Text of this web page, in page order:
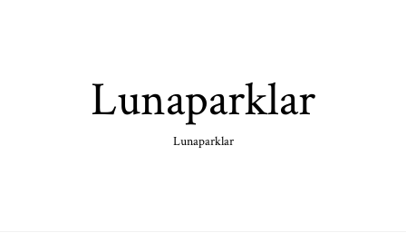
Lunaparklar
Lunaparklar